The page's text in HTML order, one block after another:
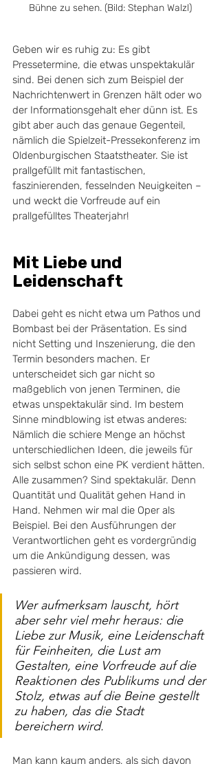
Bühne zu sehen. (Bild: Stephan Walzl)
Geben wir es ruhig zu: Es gibt
Pressetermine, die etwas unspektakulär
sind. Bei denen sich zum Beispiel der
Nachrichtenwert in Grenzen hält oder wo
der Informationsgehalt eher dünn ist. Es
gibt aber auch das genaue Gegenteil,
nämlich die Spielzeit-Pressekonferenz im
Oldenburgischen Staatstheater. Sie ist
prallgefüllt mit fantastischen,
faszinierenden, fesselnden Neuigkeiten –
und weckt die Vorfreude auf ein
prallgefülltes Theaterjahr!
Mit Liebe und
Leidenschaft
Dabei geht es nicht etwa um Pathos und
Bombast bei der Präsentation. Es sind
nicht Setting und Inszenierung, die den
Termin besonders machen. Er
unterscheidet sich gar nicht so
maßgeblich von jenen Terminen, die
etwas unspektakulär sind. Im bestem
Sinne mindblowing ist etwas anderes:
Nämlich die schiere Menge an höchst
unterschiedlichen Ideen, die jeweils für
sich selbst schon eine PK verdient hätten.
Alle zusammen? Sind spektakulär. Denn
Quantität und Qualität gehen Hand in
Hand. Nehmen wir mal die Oper als
Beispiel. Bei den Ausführungen der
Verantwortlichen geht es vordergründig
um die Ankündigung dessen, was
passieren wird.
Wer aufmerksam lauscht, hört
aber sehr viel mehr heraus: die
Liebe zur Musik, eine Leidenschaft
für Feinheiten, die Lust am
Gestalten, eine Vorfreude auf die
Reaktionen des Publikums und der
Stolz, etwas auf die Beine gestellt
zu haben, das die Stadt
bereichern wird.
Man kann kaum anders, als sich davon